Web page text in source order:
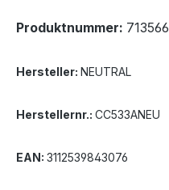
Produktnummer: 713566
Hersteller: NEUTRAL
Herstellernr.: CC533ANEU
EAN: 3112539843076